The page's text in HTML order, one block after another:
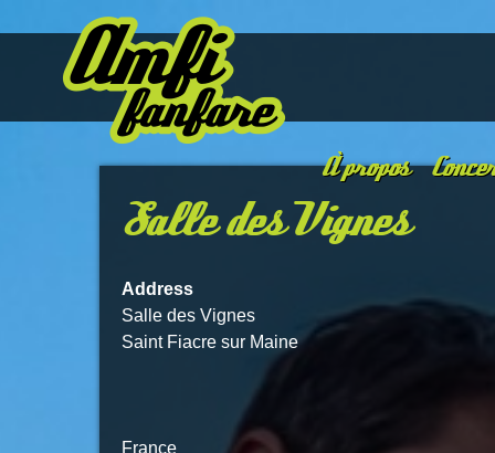
À propos
Salle des Vignes
Address
Salle des Vignes
Saint Fiacre sur Maine
France